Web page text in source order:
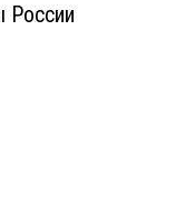
России